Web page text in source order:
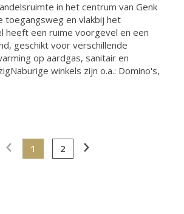
in het centrum van Genk
toegangsweg en vlakbij het
heeft een ruime voorgevel en een
geschikt voor verschillende
op aardgas, sanitair en
winkels zijn o.a.: Domino's,
1 2